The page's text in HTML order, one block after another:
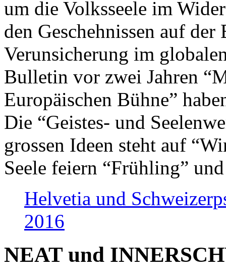
um die Volksseele im
den Geschehnissen auf
Verunsicherung im
Bulletin vor zwei Jahren
Europäischen Bühne”
Die “Geistes- und
grossen Ideen steht auf
Seele feiern “Frühling”
Helvetia und
2016
NEAT und